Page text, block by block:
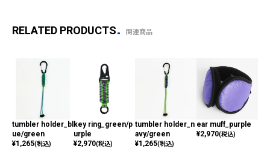
RELATED PRODUCTS 関連商品
tumbler holder_bl
ue/green
¥1,265(税込)
key ring_green/p
urple
¥2,970(税込)
tumbler holder_n
avy/green
¥1,265(税込)
ear muff_purple
¥2,970(税込)